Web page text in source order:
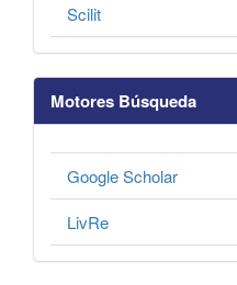
Scilit
Motores Búsqueda
Google Scholar
LivRe